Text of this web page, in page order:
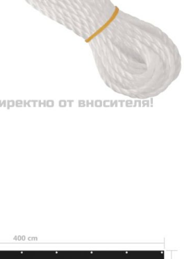
е с информационна цел.
си с бутона "Добави в
ще можете да изберете броя
е с информационна цел.
си с бутона "Добави в
ще можете да изберете броя
ще можете да изберете броя